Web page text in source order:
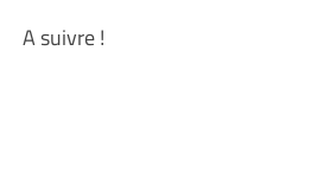
A suivre !